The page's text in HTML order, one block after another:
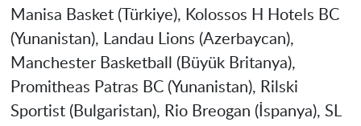
Manisa Basket (Türkiye), Kolossos H Hotels BC
(Yunanistan), Landau Lions (Azerbaycan),
Manchester Basketball (Büyük Britanya),
Promitheas Patras BC (Yunanistan), Rilski
Sportist (Bulgaristan), Rio Breogan (İspanya), SL